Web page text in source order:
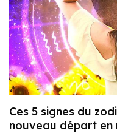
Ces 5 signes du
nouveau départ en